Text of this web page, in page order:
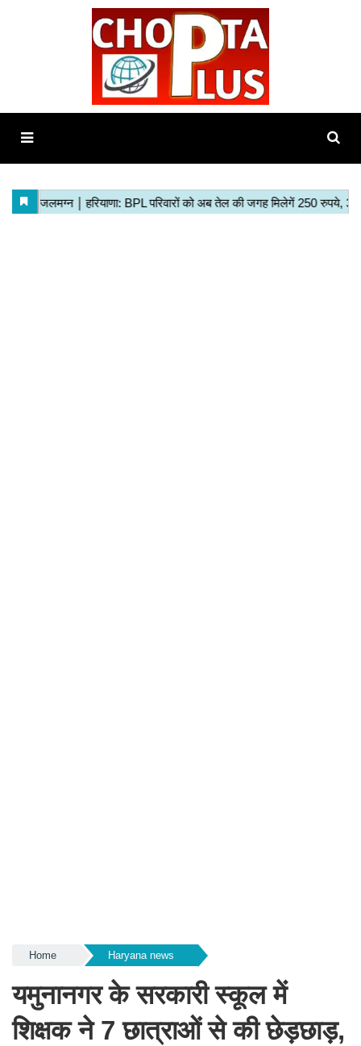
Home Haryana news
यमुनानगर के सरकारी स्कूल में
शिक्षक ने 7 छात्राओं से की छेड़छाड़,